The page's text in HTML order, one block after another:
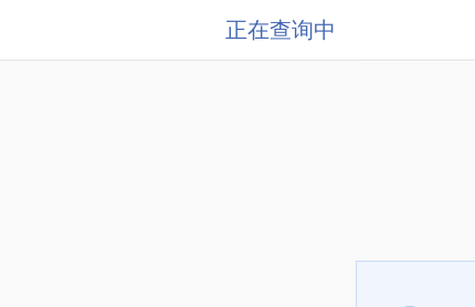
正在查询中